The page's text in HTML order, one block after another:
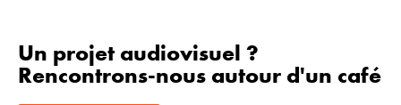
Un projet audiovisuel ?
Rencontrons-nous autour d'un café